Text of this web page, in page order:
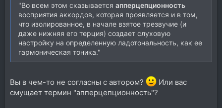
"Во всем этом сказывается апперцепционность
восприятия аккордов, которая проявляется и в том,
что изолированное, в начале взятое трезвучие (и
даже нижняя его терция) создает слуховую
настройку на определенную ладотональность, как ее
гармоническая тоника."
Вы в чем-то не согласны с автором?
Или вас
смущает термин "апперцепционность"?